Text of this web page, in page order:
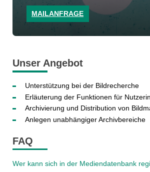
MAILANFRAGE
Unser Angebot
Unterstützung bei der Bildrecherche
Erläuterung der Funktionen für
Archivierung und Distribution von
Anlegen unabhängiger Archivbereiche
FAQ
Wer kann sich in der Mediendatenbank